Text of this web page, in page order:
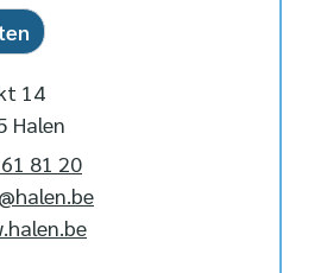
14
Halen
81 20
@halen.be